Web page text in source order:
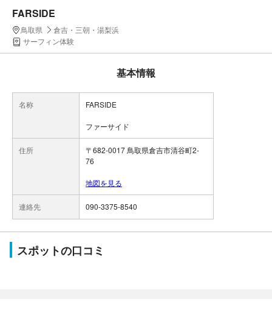
FARSIDE
鳥取県
倉吉・三朝・湯梨浜
サーフィン体験
基本情報
名称 FARSIDE
ファーサイド
住所
〒682-0017 鳥取県倉吉市清谷町2-
76
地図を見る
連絡先 090-3375-8540
スポットの口コミ